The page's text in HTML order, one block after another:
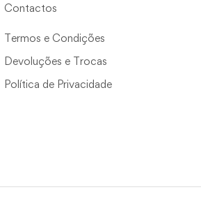
Contactos
Termos e Condições
Devoluções e Trocas
Política de Privacidade